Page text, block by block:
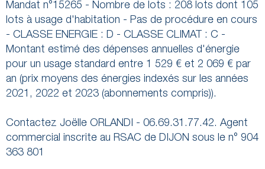
Mandat n°15265 - Nombre de lots : 208 lots dont 105
lots à usage d'habitation - Pas de procédure en cours
- CLASSE ENERGIE : D - CLASSE CLIMAT : C -
Montant estimé des dépenses annuelles d'énergie
pour un usage standard entre 1 529 € et 2 069 € par
an (prix moyens des énergies indexés sur les années
2021, 2022 et 2023 (abonnements compris)).
Contactez Joëlle ORLANDI - 06.69.31.77.42. Agent
commercial inscrite au RSAC de DIJON sous le n° 904
363 801